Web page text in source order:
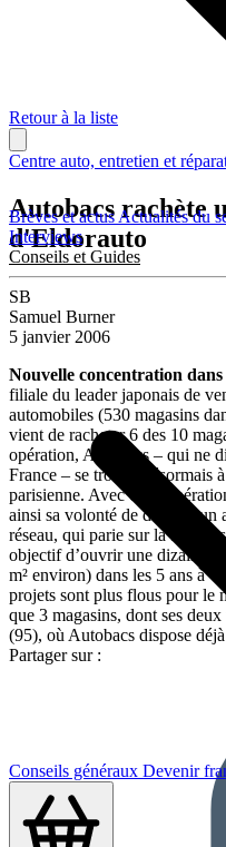
Brèves et actus Actualités du
Interviews
Conseils et Guides
Conseils généraux Devenir
Retour à la liste
Centre auto, entretien et
Autobacs rachète
d'Eldorauto
SB
Samuel Burner
5 janvier 2006
Nouvelle concentration dans
filiale du leader japonais de
automobiles (530 magasins
vient de racheter 6 des 10
opération, Autobacs – qui ne
France – se trouve désormais
parisienne. Avec cette
ainsi sa volonté de devenir un
réseau, qui parie sur la
objectif d’ouvrir une dizaine
m² environ) dans les 5 ans à
projets sont plus flous pour le
que 3 magasins, dont ses
(95), où Autobacs dispose
Partager sur :